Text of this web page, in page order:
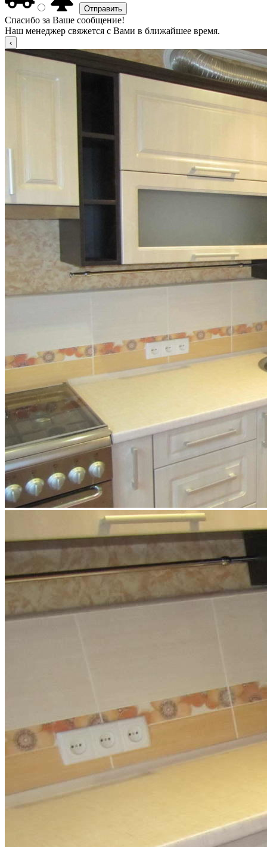
Спасибо за Ваше сообщение!
Наш менеджер свяжется с Вами в ближайшее время.